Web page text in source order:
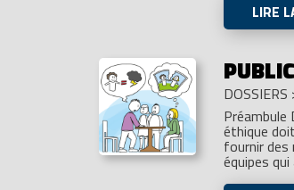
LIRE
DOSSIERS
Préambule
éthique
fournir des
équipes